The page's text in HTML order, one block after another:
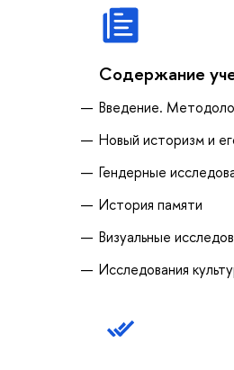
Содержание
Введение.
Новый историзм и
Гендерные
История памяти
Визуальные
Исследования